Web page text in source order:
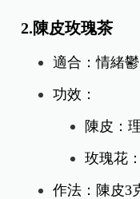
2.陳皮玫瑰茶
適合：情緒
功效：
陳皮：
玫瑰花
作法：陳皮3